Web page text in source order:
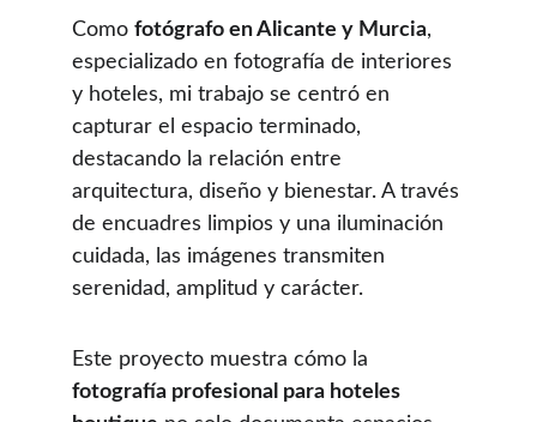
Como fotógrafo en Alicante y Murcia,
especializado en fotografía de interiores
y hoteles, mi trabajo se centró en
capturar el espacio terminado,
destacando la relación entre
arquitectura, diseño y bienestar. A través
de encuadres limpios y una iluminación
cuidada, las imágenes transmiten
serenidad, amplitud y carácter.
Este proyecto muestra cómo la
fotografía profesional para hoteles